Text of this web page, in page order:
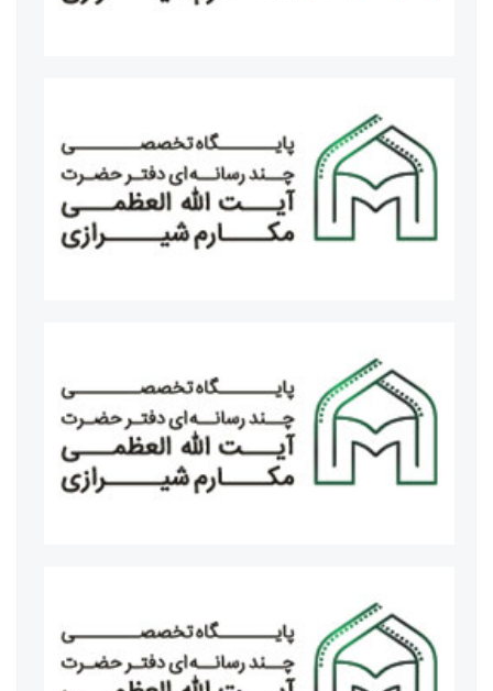
مراسم عزاداری شهادت امام هادی علیه السلام
حجت الاسلام والمسلمین محمدی گلپایگانی
مراسم جشن میلاد حضرت زهرا سلام الله علیها و مراسم عمامه
گذاری